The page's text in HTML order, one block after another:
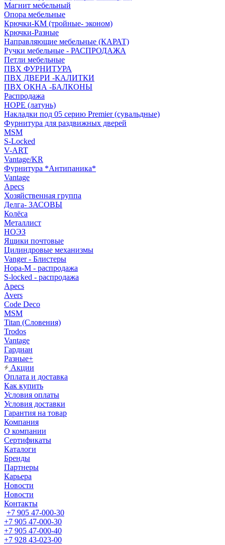
Магнит мебельный
Опора мебельные
Крючки-КМ (тройные- эконом)
Крючки-Разные
Направляющие мебельные (КАРАТ)
Ручки мебельные - РАСПРОДАЖА
Петли мебельные
ПВХ ФУРНИТУРА
ПВХ ДВЕРИ -КАЛИТКИ
ПВХ ОКНА -БАЛКОНЫ
Распродажа
HOPE (латунь)
Накладки под 05 серию Premier (сувальдные)
Фурнитура для раздвижных дверей
MSM
S-Locked
V-ART
Vantage/KR
Фурнитура *Антипаника*
Vantage
Apecs
Хозяйственная группа
Делга- ЗАСОВЫ
Колёса
Металлист
НОЭЗ
Ящики почтовые
Цилиндровые механизмы
Vanger - Блистеры
Нора-М - распродажа
S-locked - распродажа
Apecs
Avers
Code Deco
MSM
Titan (Словения)
Trodos
Vantage
Гардиан
Разные+
Акции
Оплата и доставка
Как купить
Условия оплаты
Условия доставки
Гарантия на товар
Компания
О компании
Сертификаты
Каталоги
Бренды
Партнеры
Карьера
Новости
Новости
Контакты
+7 905 47-000-30
+7 905 47-000-30
+7 905 47-000-40
+7 928 43-023-00